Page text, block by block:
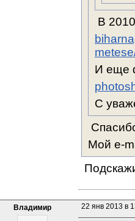
В
И еще
С
Мой е-
Владимир 22 янв 2013 в